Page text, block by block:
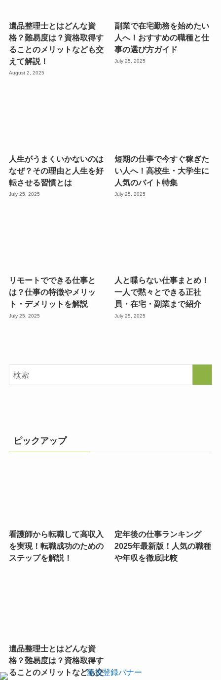
遺品整理士とはどんな資
格？難易度は？資格取得す
ることのメリットなども交
えて解説！
August 2, 2025
副業で在宅勤務を始めたい
人へ！おすすめの職種と仕
事の選び方ガイド
July 25, 2025
人生がうまくいかないのは
なぜ？その理由と人生を好
転させる習慣とは
July 25, 2025
短期の仕事で今すぐ稼ぎた
い人へ！高校生・大学生に
人気のバイト特集
July 25, 2025
リモートでできる仕事と
は？仕事の特徴やメリッ
ト・デメリットを解説
July 25, 2025
人と喋らない仕事まとめ！
一人で黙々とできる正社
員・在宅・副業まで紹介
July 25, 2025
ピックアップ
看護師から転職して高収入
を実現！転職成功のための
ステップを解説！
定年後の仕事ランキング
2025年最新版！人気の職種
や年収を徹底比較
遺品整理士とはどんな資
格？難易度は？資格取得す
ることのメリットなども交